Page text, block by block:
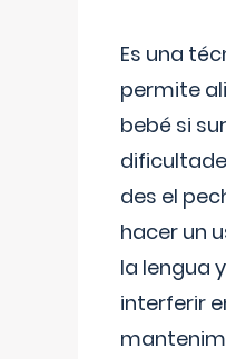
Es una
permite
bebé si
des el
hacer un
la lengua
interferir